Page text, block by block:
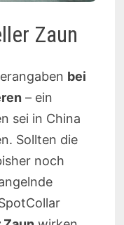
Zaun
bei
– ein
sei in China
Sollten die
noch